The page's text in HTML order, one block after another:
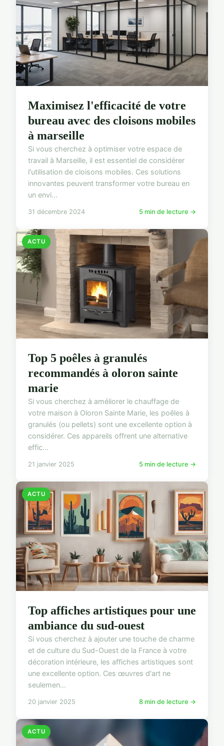
Maximisez l'efficacité de votre
bureau avec des cloisons mobiles
à marseille
Si vous cherchez à optimiser votre espace de
travail à Marseille, il est essentiel de considérer
l'utilisation de cloisons mobiles. Ces solutions
innovantes peuvent transformer votre bureau en
un envi...
31 décembre 2024 5 min de lecture →
ACTU
Top 5 poêles à granulés
recommandés à oloron sainte
marie
Si vous cherchez à améliorer le chauffage de
votre maison à Oloron Sainte Marie, les poêles à
granulés (ou pellets) sont une excellente option à
considérer. Ces appareils offrent une alternative
effic...
21 janvier 2025 5 min de lecture →
ACTU
Top affiches artistiques pour une
ambiance du sud-ouest
Si vous cherchez à ajouter une touche de charme
et de culture du Sud-Ouest de la France à votre
décoration intérieure, les affiches artistiques sont
une excellente option. Ces œuvres d'art ne
seulemen...
20 janvier 2025 8 min de lecture →
ACTU